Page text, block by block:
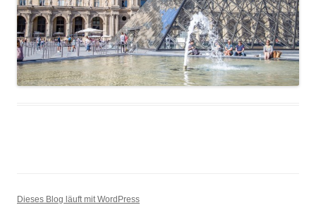
Dieses Blog läuft mit WordPress